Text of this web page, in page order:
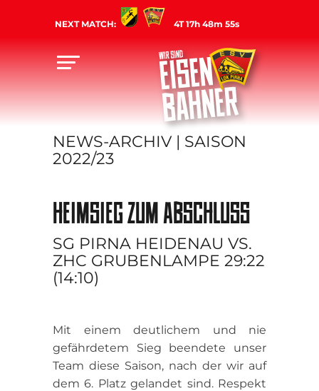
NEXT MATCH: 4T 17h 48m 54s
NEWS-ARCHIV | SAISON
2022/23
HEIMSIEG ZUM ABSCHLUSS
SG PIRNA HEIDENAU VS.
ZHC GRUBENLAMPE 29:22
(14:10)
Mit einem deutlichem und nie
gefährdetem Sieg beendete unser
Team diese Saison, nach der wir auf
dem 6. Platz gelandet sind. Respekt